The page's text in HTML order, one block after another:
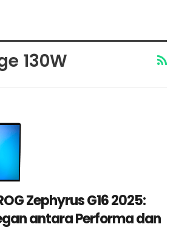
130W
Zephyrus G16 2025:
antara Performa dan